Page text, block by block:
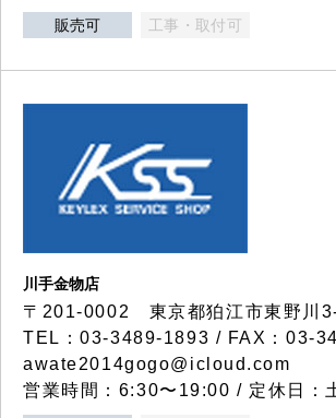
販売可 工事・取付可
川手金物店
〒201-0002 東京都狛江市東野川
TEL：03-3489-1893 / FAX：03-
awate2014gogo@icloud.com
営業時間：6:30〜19:00 / 定休日：